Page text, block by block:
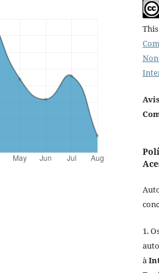
1.
à